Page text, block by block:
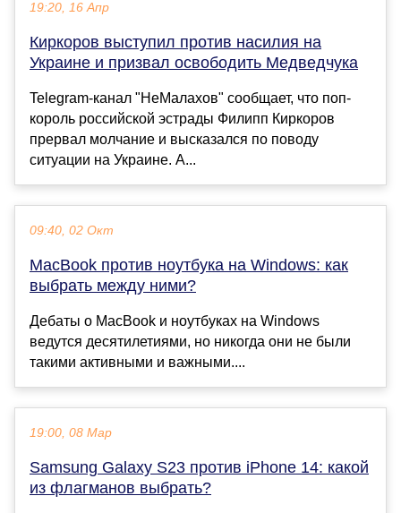
19:20, 16 Апр
Киркоров выступил против насилия на
Украине и призвал освободить Медведчука
Telegram-канал "НеМалахов" сообщает, что поп-
король российской эстрады Филипп Киркоров
прервал молчание и высказался по поводу
ситуации на Украине. А...
09:40, 02 Окт
MacBook против ноутбука на Windows: как
выбрать между ними?
Дебаты о MacBook и ноутбуках на Windows
ведутся десятилетиями, но никогда они не были
такими активными и важными....
19:00, 08 Мар
Samsung Galaxy S23 против iPhone 14: какой
из флагманов выбрать?